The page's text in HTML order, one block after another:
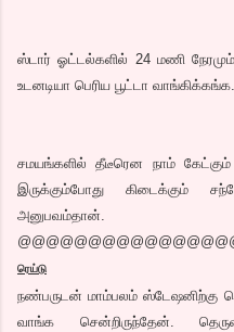
ஸ்டார் ஓட்டல்களில் 24 மணி
உடனடியா பெரிய பூட்டா
சமயங்களில் தீடீரென நாம்
இருக்கும்போது கிடைக்கும்
அனுபவம்தான்.
ரெய்டு
நண்பருடன் மாம்பலம் ஸ்டேஷனிற்கு
வாங்க சென்றிருந்தேன்.